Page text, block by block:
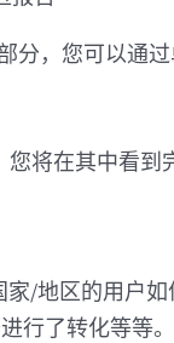
分，您可以通
将在其中看到
/地区的用户
行了转化等等。